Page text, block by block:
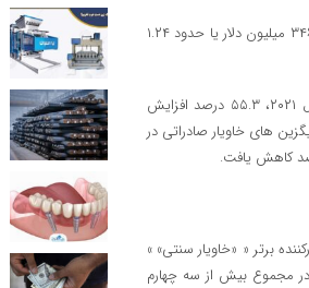
از ن طرف انواع جایگزین خاویار، که از ماهی ‌هایی غیر از ماهی خاویاری تهیه می‌شوند، ۳۴۶.۷ میلیون دلار یا حدود ۱.۲۴
طبق داده های این گزارش، درآمد حاصل از صادرات «خاویار سنتی» در دوره ۵ ساله از سال ۲۰۲۱، ۵۵.۳ درصد افزایش
جایگزین ‌های خاویار صادراتی در
با بیشترین میزان فروش این محصول نیز این گزارش می گوید: ۵ صادرکننده برتر « «خاویار سنتی» »
در مجموع بیش از سه چهارم